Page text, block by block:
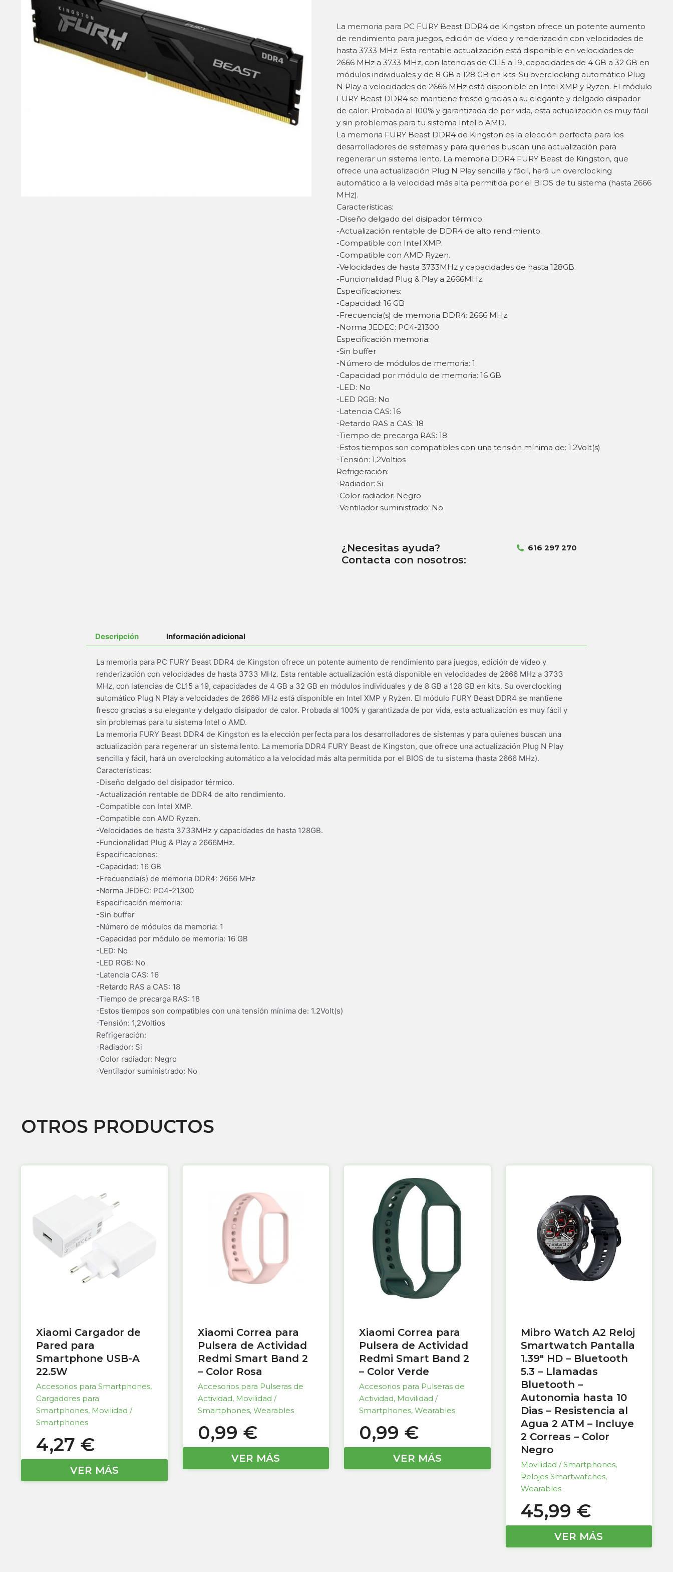
La memoria para PC FURY Beast DDR4 de Kingston ofrece un potente aumento
de rendimiento para juegos, edición de vídeo y renderización con velocidades de
hasta 3733 MHz. Esta rentable actualización está disponible en velocidades de
2666 MHz a 3733 MHz, con latencias de CL15 a 19, capacidades de 4 GB a 32 GB en
módulos individuales y de 8 GB a 128 GB en kits. Su overclocking automático Plug
N Play a velocidades de 2666 MHz está disponible en Intel XMP y Ryzen. El módulo
FURY Beast DDR4 se mantiene fresco gracias a su elegante y delgado disipador
de calor. Probada al 100% y garantizada de por vida, esta actualización es muy fácil
y sin problemas para tu sistema Intel o AMD.
La memoria FURY Beast DDR4 de Kingston es la elección perfecta para los
desarrolladores de sistemas y para quienes buscan una actualización para
regenerar un sistema lento. La memoria DDR4 FURY Beast de Kingston, que
ofrece una actualización Plug N Play sencilla y fácil, hará un overclocking
automático a la velocidad más alta permitida por el BIOS de tu sistema (hasta 2666
MHz).
Características:
-Diseño delgado del disipador térmico.
-Actualización rentable de DDR4 de alto rendimiento.
-Compatible con Intel XMP.
-Compatible con AMD Ryzen.
-Velocidades de hasta 3733MHz y capacidades de hasta 128GB.
-Funcionalidad Plug & Play a 2666MHz.
Especificaciones:
-Capacidad: 16 GB
-Frecuencia(s) de memoria DDR4: 2666 MHz
-Norma JEDEC: PC4-21300
Especificación memoria:
-Sin buffer
-Número de módulos de memoria: 1
-Capacidad por módulo de memoria: 16 GB
-LED: No
-LED RGB: No
-Latencia CAS: 16
-Retardo RAS a CAS: 18
-Tiempo de precarga RAS: 18
-Estos tiempos son compatibles con una tensión mínima de: 1.2Volt(s)
-Tensión: 1,2Voltios
Refrigeración:
-Radiador: Si
-Color radiador: Negro
-Ventilador suministrado: No
¿Necesitas ayuda?
Contacta con nosotros:
616 297 270
Descripción Información adicional
La memoria para PC FURY Beast DDR4 de Kingston ofrece un potente aumento de rendimiento para juegos, edición de vídeo y
renderización con velocidades de hasta 3733 MHz. Esta rentable actualización está disponible en velocidades de 2666 MHz a 3733
MHz, con latencias de CL15 a 19, capacidades de 4 GB a 32 GB en módulos individuales y de 8 GB a 128 GB en kits. Su overclocking
automático Plug N Play a velocidades de 2666 MHz está disponible en Intel XMP y Ryzen. El módulo FURY Beast DDR4 se mantiene
fresco gracias a su elegante y delgado disipador de calor. Probada al 100% y garantizada de por vida, esta actualización es muy fácil y
sin problemas para tu sistema Intel o AMD.
La memoria FURY Beast DDR4 de Kingston es la elección perfecta para los desarrolladores de sistemas y para quienes buscan una
actualización para regenerar un sistema lento. La memoria DDR4 FURY Beast de Kingston, que ofrece una actualización Plug N Play
sencilla y fácil, hará un overclocking automático a la velocidad más alta permitida por el BIOS de tu sistema (hasta 2666 MHz).
Características:
-Diseño delgado del disipador térmico.
-Actualización rentable de DDR4 de alto rendimiento.
-Compatible con Intel XMP.
-Compatible con AMD Ryzen.
-Velocidades de hasta 3733MHz y capacidades de hasta 128GB.
-Funcionalidad Plug & Play a 2666MHz.
Especificaciones:
-Capacidad: 16 GB
-Frecuencia(s) de memoria DDR4: 2666 MHz
-Norma JEDEC: PC4-21300
Especificación memoria:
-Sin buffer
-Número de módulos de memoria: 1
-Capacidad por módulo de memoria: 16 GB
-LED: No
-LED RGB: No
-Latencia CAS: 16
-Retardo RAS a CAS: 18
-Tiempo de precarga RAS: 18
-Estos tiempos son compatibles con una tensión mínima de: 1.2Volt(s)
-Tensión: 1,2Voltios
Refrigeración:
-Radiador: Si
-Color radiador: Negro
-Ventilador suministrado: No
OTROS PRODUCTOS
Xiaomi Cargador de
Pared para
Smartphone USB-A
22.5W
Accesorios para Smartphones,
Cargadores para
Smartphones, Movilidad /
Smartphones
4,27 €
VER MÁS
Xiaomi Correa para
Pulsera de Actividad
Redmi Smart Band 2
– Color Rosa
Accesorios para Pulseras de
Actividad, Movilidad /
Smartphones, Wearables
0,99 €
VER MÁS
Xiaomi Correa para
Pulsera de Actividad
Redmi Smart Band 2
– Color Verde
Accesorios para Pulseras de
Actividad, Movilidad /
Smartphones, Wearables
0,99 €
VER MÁS
Mibro Watch A2 Reloj
Smartwatch Pantalla
1.39″ HD – Bluetooth
5.3 – Llamadas
Bluetooth –
Autonomia hasta 10
Dias – Resistencia al
Agua 2 ATM – Incluye
2 Correas – Color
Negro
Movilidad / Smartphones,
Relojes Smartwatches,
Wearables
45,99 €
VER MÁS